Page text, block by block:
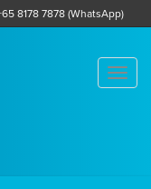
8178 7878 (WhatsApp)